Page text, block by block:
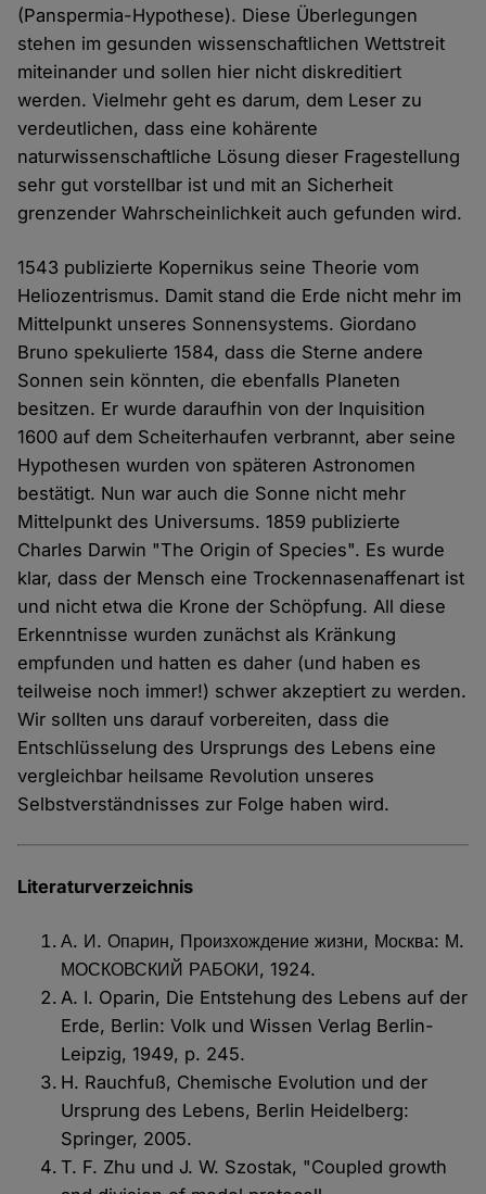
(Panspermia-Hypothese). Diese Überlegungen
stehen im gesunden wissenschaftlichen Wettstreit
miteinander und sollen hier nicht diskreditiert
werden. Vielmehr geht es darum, dem Leser zu
verdeutlichen, dass eine kohärente
naturwissenschaftliche Lösung dieser Fragestellung
sehr gut vorstellbar ist und mit an Sicherheit
grenzender Wahrscheinlichkeit auch gefunden wird.
1543 publizierte Kopernikus seine Theorie vom
Heliozentrismus. Damit stand die Erde nicht mehr im
Mittelpunkt unseres Sonnensystems. Giordano
Bruno spekulierte 1584, dass die Sterne andere
Sonnen sein könnten, die ebenfalls Planeten
besitzen. Er wurde daraufhin von der Inquisition
1600 auf dem Scheiterhaufen verbrannt, aber seine
Hypothesen wurden von späteren Astronomen
bestätigt. Nun war auch die Sonne nicht mehr
Mittelpunkt des Universums. 1859 publizierte
Charles Darwin "The Origin of Species". Es wurde
klar, dass der Mensch eine Trockennasenaffenart ist
und nicht etwa die Krone der Schöpfung. All diese
Erkenntnisse wurden zunächst als Kränkung
empfunden und hatten es daher (und haben es
teilweise noch immer!) schwer akzeptiert zu werden.
Wir sollten uns darauf vorbereiten, dass die
Entschlüsselung des Ursprungs des Lebens eine
vergleichbar heilsame Revolution unseres
Selbstverständnisses zur Folge haben wird.
Literaturverzeichnis
А. И. Опарин, Произхождение жизни, Москва: М.
МОСКОВСКИЙ РАБОКИ, 1924.
A. I. Oparin, Die Entstehung des Lebens auf der
Erde, Berlin: Volk und Wissen Verlag Berlin-
Leipzig, 1949, p. 245.
H. Rauchfuß, Chemische Evolution und der
Ursprung des Lebens, Berlin Heidelberg:
Springer, 2005.
T. F. Zhu und J. W. Szostak, "Coupled growth